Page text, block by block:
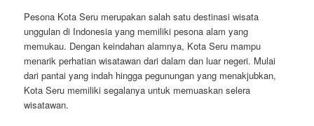
Pesona Kota Seru merupakan salah satu destinasi wisata
unggulan di Indonesia yang memiliki pesona alam yang
memukau. Dengan keindahan alamnya, Kota Seru mampu
menarik perhatian wisatawan dari dalam dan luar negeri. Mulai
dari pantai yang indah hingga pegunungan yang menakjubkan,
Kota Seru memiliki segalanya untuk memuaskan selera
wisatawan.